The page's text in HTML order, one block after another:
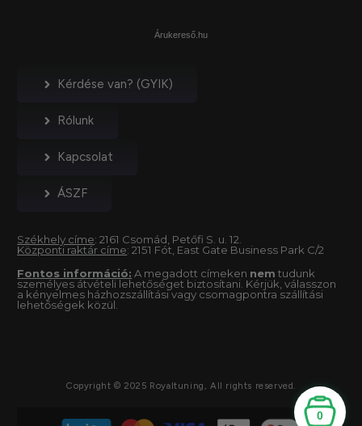
Árukereső.hu
Kérdése van? (GYIK)
Rólunk
Kapcsolat
ÁSZF
Székhely címe: 2161 Csomád, Petőfi S. u. 12.
Központi raktár címe: 2151 Fót, East Gate Business Park C/2
Fontos információ: A megadott címeken nem tudunk
személyes átvételi lehetőséget biztosítani. Kérjük, válasszon
a kényelmes házhozszállítási vagy csomagpontra szállítási
lehetőségek közül.
Copyright © 2025 Royaltuning, All rights reserved.
0